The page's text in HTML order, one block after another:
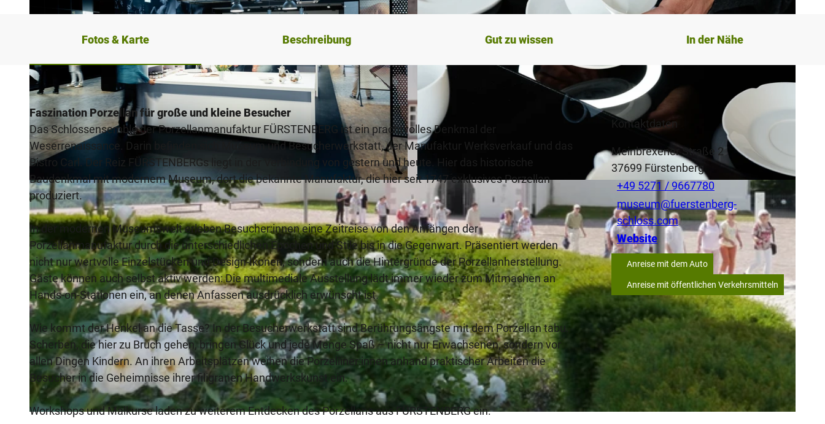
© Porzellanmanufaktur Fürstenberg
© Porzellanmanufaktur Fürstenberg © Porzellanmanufaktur Fürstenberg
Fotos & Karte Beschreibung Gut zu wissen In der Nähe
Faszination Porzellan für große und kleine Besucher
Das Schlossensemble der Porzellanmanufaktur FÜRSTENBERG ist ein prachtvolles Denkmal der
Weserrenaissance. Darin befinden sich Museum und Besucherwerkstatt, der Manufaktur Werksverkauf und das
Bistro Carl. Der Reiz FÜRSTENBERGs liegt in der Verbindung von gestern und heute. Hier das historische
Baudenkmal mit modernem Museum, dort die bekannte Manufaktur, die hier seit 1747 exklusives Porzellan
produziert.
In der modernen Museumswelt erleben Besucher:innen eine Zeitreise von den Anfängen der
Porzellanmanufaktur durch die unterschiedlichen Epochen und Stile bis in die Gegenwart. Präsentiert werden
nicht nur wertvolle Einzelstücken und Design-Ikonen, sondern auch die Hintergründe der Porzellanherstellung.
Gäste können auch selbst aktiv werden: Die multimediale Ausstellung lädt immer wieder zum Mitmachen an
Hands-on-Stationen ein, an denen Anfassen ausdrücklich erwünscht ist.
Wie kommt der Henkel an die Tasse? In der Besucherwerkstatt sind Berührungsängste mit dem Porzellan tabu.
Scherben, die hier zu Bruch gehen, bringen Glück und jede Menge Spaß – nicht nur Erwachsenen, sondern vor
allen Dingen Kindern. An ihren Arbeitsplätzen weihen die Porzelliner:innen anhand praktischer Arbeiten die
Besucher in die Geheimnisse ihrer filigranen Handwerkskunst ein.
Workshops und Malkurse laden zu weiterem Entdecken des Porzellans aus FÜRSTENBERG ein.
Kontaktdaten
Meinbrexener Straße 2
37699 Fürstenberg
+49 5271 / 9667780
museum@fuerstenberg-
schloss.com
Website
Anreise mit dem Auto
Anreise mit öffentlichen Verkehrsmitteln